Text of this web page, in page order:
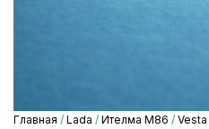
Главная / Lada / Ителма М86 / Vesta